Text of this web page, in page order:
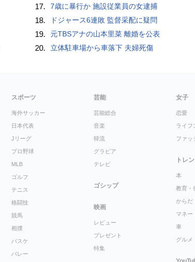
17. 7歳に暴行か 施設従業員の女逮捕
18. ドジャース6連敗 監督采配に疑問
19. 元TBSアナの山本里菜 離婚を公表
20. 立体駐車場から車落下 夫婦死傷
スポーツ
海外サッカー
日本代表
Jリーグ
プロ野球
MLB
ゴルフ
テニス
格闘技
競馬
相撲
バスケ
バレー
芸能
芸能総合
音楽
韓流
グラビア
テレビ
ゴシップ
映画
レビュー
プレゼント
特集
女子
恋愛
ライフ
ファッ
トレ
本
教育・
からだ
マネー
車
グルメ